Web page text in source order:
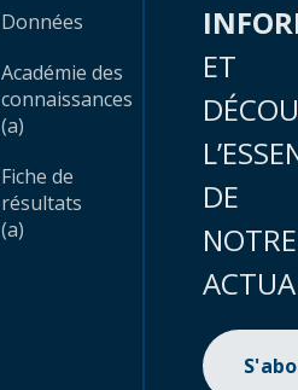
Données
Académie des
connaissances
(a)
Fiche de
résultats
(a)
ET
DE
NOTRE